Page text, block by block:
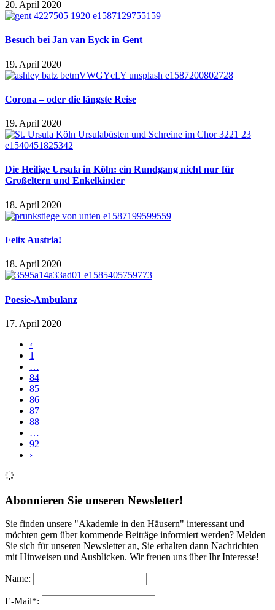
20. April 2020
Besuch bei Jan van Eyck in Gent
19. April 2020
Corona – oder die längste Reise
19. April 2020
Die Heilige Ursula in Köln: ein Rundgang nicht nur für
Großeltern und Enkelkinder
18. April 2020
Felix Austria!
18. April 2020
Poesie-Ambulanz
17. April 2020
‹
1
…
84
85
86
87
88
…
92
›
Abonnieren Sie unseren Newsletter!
Sie finden unsere "Akademie in den Häusern" interessant und
möchten gern über kommende Beiträge informiert werden? Melden
Sie sich für unseren Newsletter an, Sie erhalten dann Nachrichten
mit Hinweisen und Ausblicken. Wir freuen uns über Ihr Interesse!
Name:
E-Mail*: